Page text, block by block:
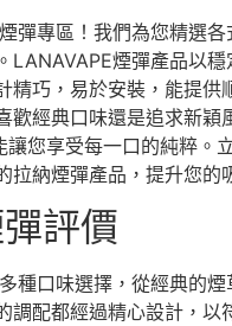
彈專區！我們為您精選
LANAVAPE煙彈產品以
精巧，易於安裝，能提供
歡經典口味還是追求新穎
讓您享受每一口的純粹。
拉納煙彈產品，提升您的
評價
種口味選擇，從經典的
調配都經過精心設計，以